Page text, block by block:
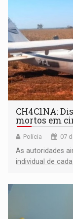
CH4C1NA:
mortos em
Polícia 07
As autoridades
individual de